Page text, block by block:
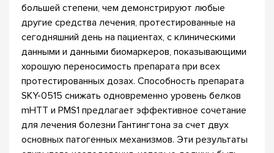
большей степени, чем демонстрируют любые
другие средства лечения, протестированные на
сегодняшний день на пациентах, с клиническими
данными и данными биомаркеров, показывающими
хорошую переносимость препарата при всех
протестированных дозах. Способность препарата
SKY-0515 снижать одновременно уровень белков
mHTT и PMS1 предлагает эффективное сочетание
для лечения болезни Гантингтона за счет двух
основных патогенных механизмов. Эти результаты